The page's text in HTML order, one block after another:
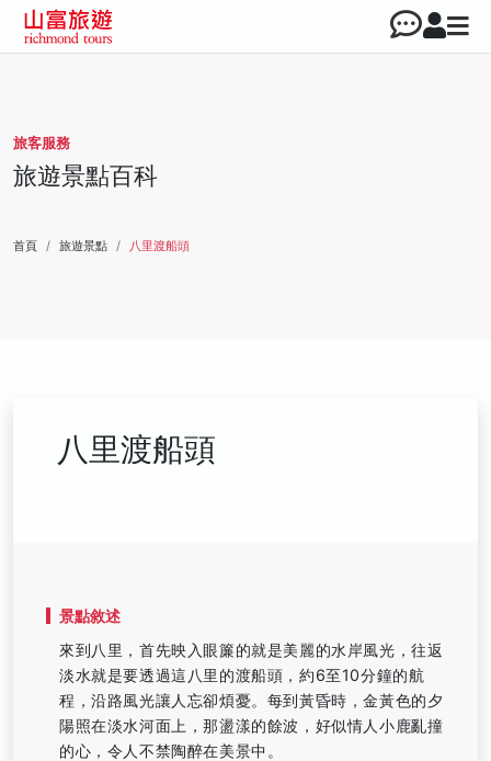
旅客服務
旅遊景點百科
首頁 旅遊景點 八里渡船頭
八里渡船頭
景點敘述
來到八里，首先映入眼簾的就是美麗的水岸風光，往返
淡水就是要透過這八里的渡船頭，約6至10分鐘的航
程，沿路風光讓人忘卻煩憂。每到黃昏時，金黃色的夕
陽照在淡水河面上，那盪漾的餘波，好似情人小鹿亂撞
的心，令人不禁陶醉在美景中。